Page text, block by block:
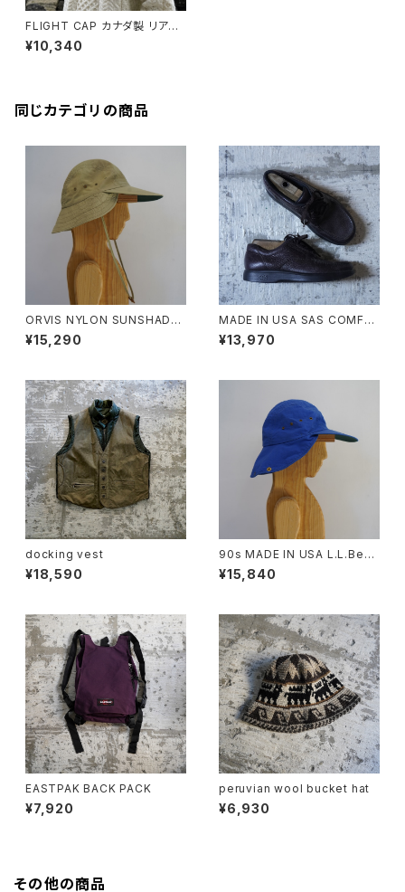
FLIGHT CAP カナダ製 リアル
ムートン
¥10,340
同じカテゴリの商品
ORVIS NYLON SUNSHADE
CAP
¥15,290
MADE IN USA SAS COMFO
RT MOCCASIN SHOES
¥13,970
docking vest
¥18,590
90s MADE IN USA L.L.Bean
Longbill Sunshade Cap
¥15,840
EASTPAK BACK PACK
¥7,920
peruvian wool bucket hat
¥6,930
その他の商品